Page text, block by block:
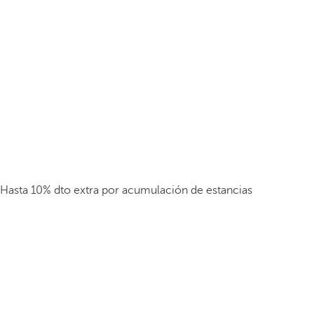
Hasta 10% dto extra por acumulación de estancias